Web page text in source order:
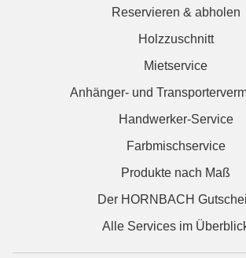
Reservieren & abholen
Holzzuschnitt
Mietservice
Anhänger- und
Handwerker-Service
Farbmischservice
Produkte nach Maß
Der HORNBACH
Alle Services im